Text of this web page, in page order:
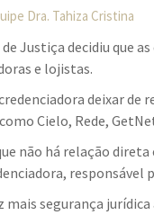
Dra. Tahiza Cristina
Justiça decidiu que
e lojistas.
deixar
Cielo, Rede,
não há relação
mais segurança